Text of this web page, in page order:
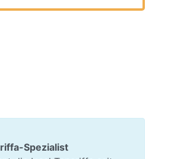
Spezialist